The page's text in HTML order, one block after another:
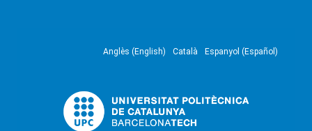
Anglès (English) Català Espanyol (Español)